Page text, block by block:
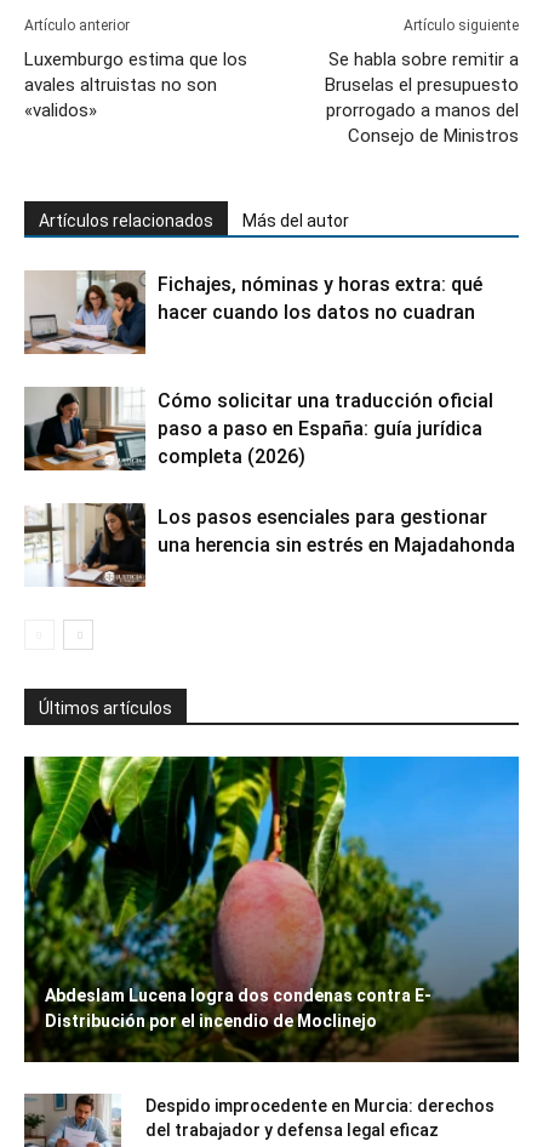
Artículo anterior
Luxemburgo estima que los
avales altruistas no son
«validos»
Artículo siguiente
Se habla sobre remitir a
Bruselas el presupuesto
prorrogado a manos del
Consejo de Ministros
Artículos relacionados Más del autor
Fichajes, nóminas y horas extra: qué
hacer cuando los datos no cuadran
Cómo solicitar una traducción oficial
paso a paso en España: guía jurídica
completa (2026)
Los pasos esenciales para gestionar
una herencia sin estrés en Majadahonda
Últimos artículos
Abdeslam Lucena logra dos condenas contra E-
Distribución por el incendio de Moclinejo
Despido improcedente en Murcia: derechos
del trabajador y defensa legal eficaz